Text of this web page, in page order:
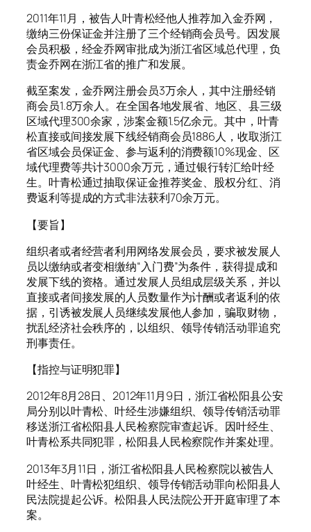
2011年11月，被告人叶青松经他人推荐加入金乔网，
缴纳三份保证金并注册了三个经销商会员号。因发展
会员积极，经金乔网审批成为浙江省区域总代理，负
责金乔网在浙江省的推广和发展。
截至案发，金乔网注册会员3万余人，其中注册经销
商会员1.8万余人。在全国各地发展省、地区、县三级
区域代理300余家，涉案金额1.5亿余元。其中，叶青
松直接或间接发展下线经销商会员1886人，收取浙江
省区域会员保证金、参与返利的消费额10%现金、区
域代理费等共计3000余万元，通过银行转汇给叶经
生。叶青松通过抽取保证金推荐奖金、股权分红、消
费返利等提成的方式非法获利70余万元。
【要旨】
组织者或者经营者利用网络发展会员，要求被发展人
员以缴纳或者变相缴纳“入门费”为条件，获得提成和
发展下线的资格。通过发展人员组成层级关系，并以
直接或者间接发展的人员数量作为计酬或者返利的依
据，引诱被发展人员继续发展他人参加，骗取财物，
扰乱经济社会秩序的，以组织、领导传销活动罪追究
刑事责任。
【指控与证明犯罪】
2012年8月28日、2012年11月9日，浙江省松阳县公安
局分别以叶青松、叶经生涉嫌组织、领导传销活动罪
移送浙江省松阳县人民检察院审查起诉。因叶经生、
叶青松系共同犯罪，松阳县人民检察院作并案处理。
2013年3月11日，浙江省松阳县人民检察院以被告人
叶经生、叶青松犯组织、领导传销活动罪向松阳县人
民法院提起公诉。松阳县人民法院公开开庭审理了本
案。